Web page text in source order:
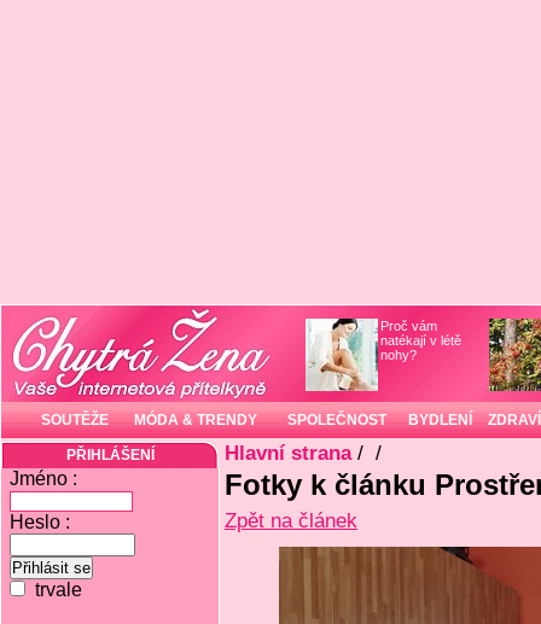
Proč vám
natékají v létě
nohy?
SOUTĚŽE MÓDA & TRENDY SPOLEČNOST BYDLENÍ ZDRAVÍ
PŘIHLÁŠENÍ
Jméno :
Heslo :
trvale
Hlavní strana/ /
Fotky k článku
Zpět na článek